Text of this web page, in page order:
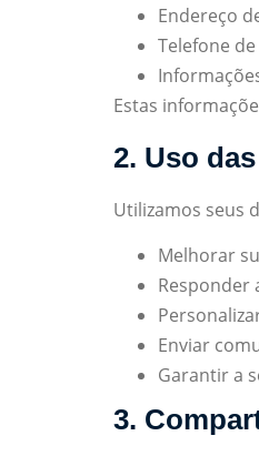
Endereço
Telefone
Estas
2. Uso
Utilizamos seus
Melhorar
Responder
Enviar
Garantir a
3.